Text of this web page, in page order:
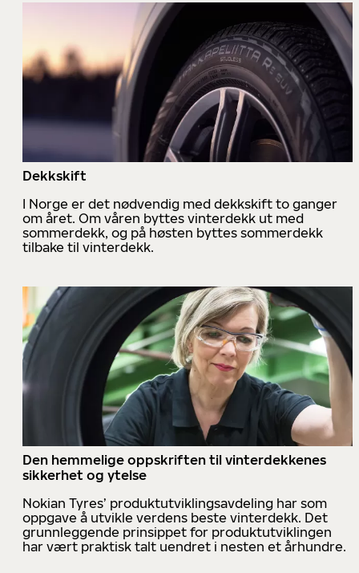
Dekkskift
I Norge er det nødvendig med dekkskift to ganger
om året. Om våren byttes vinterdekk ut med
sommerdekk, og på høsten byttes sommerdekk
tilbake til vinterdekk.
Den hemmelige oppskriften til vinterdekkenes
sikkerhet og ytelse
Nokian Tyres’ produktutviklingsavdeling har som
oppgave å utvikle verdens beste vinterdekk. Det
grunnleggende prinsippet for produktutviklingen
har vært praktisk talt uendret i nesten et århundre.